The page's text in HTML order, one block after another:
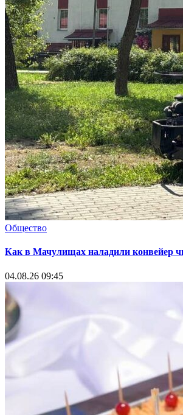
Общество
Как в Мачулищах наладили конвейер
04.08.26 09:45